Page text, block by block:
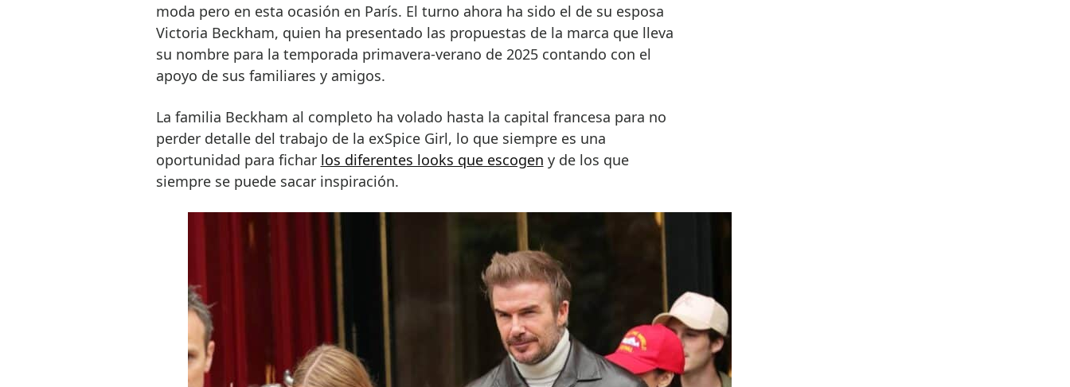
moda pero en esta ocasión en París. El turno ahora ha sido el de su esposa
Victoria Beckham, quien ha presentado las propuestas de la marca que lleva
su nombre para la temporada primavera-verano de 2025 contando con el
apoyo de sus familiares y amigos.
La familia Beckham al completo ha volado hasta la capital francesa para no
perder detalle del trabajo de la exSpice Girl, lo que siempre es una
oportunidad para fichar los diferentes looks que escogen y de los que
siempre se puede sacar inspiración.